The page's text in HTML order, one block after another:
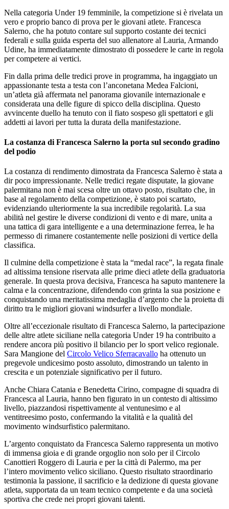
Nella categoria Under 19 femminile, la competizione si è rivelata un
vero e proprio banco di prova per le giovani atlete. Francesca
Salerno, che ha potuto contare sul supporto costante dei tecnici
federali e sulla guida esperta del suo allenatore al Lauria, Armando
Udine, ha immediatamente dimostrato di possedere le carte in regola
per competere ai vertici.
Fin dalla prima delle tredici prove in programma, ha ingaggiato un
appassionante testa a testa con l’anconetana Medea Falcioni,
un’atleta già affermata nel panorama giovanile internazionale e
considerata una delle figure di spicco della disciplina. Questo
avvincente duello ha tenuto con il fiato sospeso gli spettatori e gli
addetti ai lavori per tutta la durata della manifestazione.
La costanza di Francesca Salerno la porta sul secondo gradino
del podio
La costanza di rendimento dimostrata da Francesca Salerno è stata a
dir poco impressionante. Nelle tredici regate disputate, la giovane
palermitana non è mai scesa oltre un ottavo posto, risultato che, in
base al regolamento della competizione, è stato poi scartato,
evidenziando ulteriormente la sua incredibile regolarità. La sua
abilità nel gestire le diverse condizioni di vento e di mare, unita a
una tattica di gara intelligente e a una determinazione ferrea, le ha
permesso di rimanere costantemente nelle posizioni di vertice della
classifica.
Il culmine della competizione è stata la “medal race”, la regata finale
ad altissima tensione riservata alle prime dieci atlete della graduatoria
generale. In questa prova decisiva, Francesca ha saputo mantenere la
calma e la concentrazione, difendendo con grinta la sua posizione e
conquistando una meritatissima medaglia d’argento che la proietta di
diritto tra le migliori giovani windsurfer a livello mondiale.
Oltre all’eccezionale risultato di Francesca Salerno, la partecipazione
delle altre atlete siciliane nella categoria Under 19 ha contribuito a
rendere ancora più positivo il bilancio per lo sport velico regionale.
Sara Mangione del Circolo Velico Sferracavallo ha ottenuto un
pregevole undicesimo posto assoluto, dimostrando un talento in
crescita e un potenziale significativo per il futuro.
Anche Chiara Catania e Benedetta Cirino, compagne di squadra di
Francesca al Lauria, hanno ben figurato in un contesto di altissimo
livello, piazzandosi rispettivamente al ventunesimo e al
ventitreesimo posto, confermando la vitalità e la qualità del
movimento windsurfistico palermitano.
L’argento conquistato da Francesca Salerno rappresenta un motivo
di immensa gioia e di grande orgoglio non solo per il Circolo
Canottieri Roggero di Lauria e per la città di Palermo, ma per
l’intero movimento velico siciliano. Questo risultato straordinario
testimonia la passione, il sacrificio e la dedizione di questa giovane
atleta, supportata da un team tecnico competente e da una società
sportiva che crede nei propri giovani talenti.